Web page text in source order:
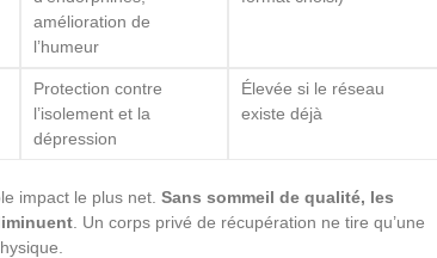
amélioration de
l’humeur
Protection contre
l’isolement et la
dépression
Élevée si le réseau
existe déjà
impact le plus net. Sans sommeil de qualité, les
. Un corps privé de récupération ne tire qu’une